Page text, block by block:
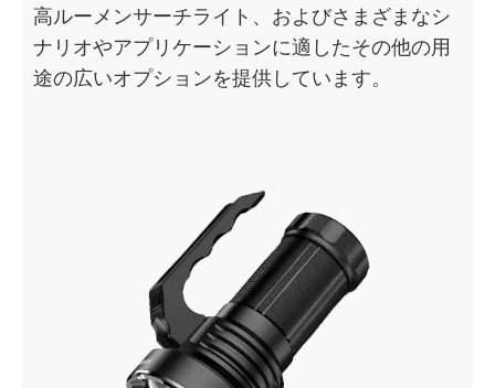
高ルーメンサーチライト、およびさまざまなシ
ナリオやアプリケーションに適したその他の用
途の広いオプションを提供しています。